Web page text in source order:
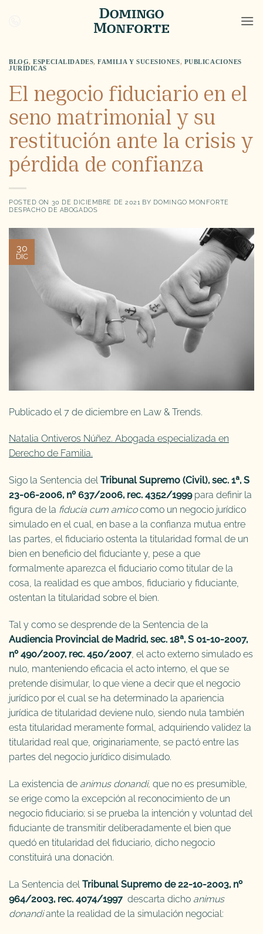
BLOG,ESPECIALIDADES,FAMILIA Y SUCESIONES, PUBLICACIONES
JURÍDICAS
El negocio fiduciario en el
seno matrimonial y su
restitución ante la crisis y
pérdida de confianza
POSTED ON 30 DE DICIEMBRE DE 2021 BY DOMINGO MONFORTE
DESPACHO DE ABOGADOS
30
DIC
Publicado el 7 de diciembre en Law & Trends.
Natalia Ontiveros Núñez. Abogada especializada en
Derecho de Familia.
Sigo la Sentencia del Tribunal Supremo (Civil), sec. 1ª, S
23-06-2006, nº 637/2006, rec. 4352/1999para definir la
figura de la fiducia cum amicocomo un negocio jurídico
simulado en el cual, en base a la confianza mutua entre
las partes, el fiduciario ostenta la titularidad formal de un
bien en beneficio del fiduciante y, pese a que
formalmente aparezca el fiduciario como titular de la
cosa, la realidad es que ambos, fiduciario y fiduciante,
ostentan la titularidad sobre el bien.
Tal y como se desprende de la Sentencia de la
Audiencia Provincial de Madrid, sec. 18ª, S 01-10-2007,
nº 490/2007, rec. 450/2007, el acto externo simulado es
nulo, manteniendo eficacia el acto interno, el que se
pretende disimular, lo que viene a decir que el negocio
jurídico por el cual se ha determinado la apariencia
jurídica de titularidad deviene nulo, siendo nula también
esta titularidad meramente formal, adquiriendo validez la
titularidad real que, originariamente, se pactó entre las
partes del negocio jurídico disimulado.
La existencia de animus donandi, que no es presumible,
se erige como la excepción al reconocimiento de un
negocio fiduciario; si se prueba la intención y voluntad del
fiduciante de transmitir deliberadamente el bien que
quedó en titularidad del fiduciario, dicho negocio
constituirá una donación.
La Sentencia del Tribunal Supremo de 22-10-2003, nº
964/2003, rec. 4074/1997descarta dicho animus
donandiante la realidad de la simulación negocial: